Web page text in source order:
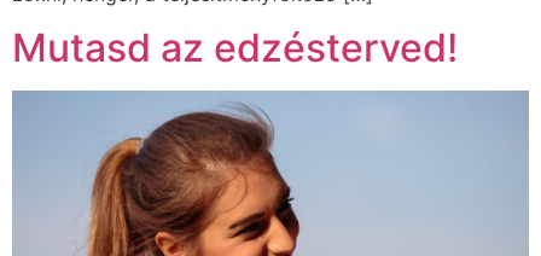
Mutasd az edzésterved!